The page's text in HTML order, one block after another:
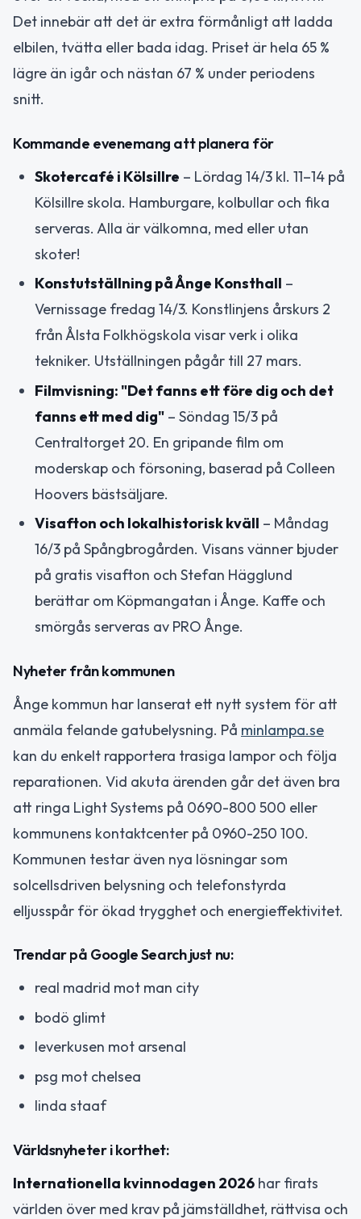
Det innebär att det är extra förmånligt att ladda
elbilen, tvätta eller bada idag. Priset är hela 65 %
lägre än igår och nästan 67 % under periodens
snitt.
Kommande evenemang att planera för
Skotercafé i Kölsillre – Lördag 14/3 kl. 11–14 på
Kölsillre skola. Hamburgare, kolbullar och fika
serveras. Alla är välkomna, med eller utan
skoter!
Konstutställning på Ånge Konsthall –
Vernissage fredag 14/3. Konstlinjens årskurs 2
från Ålsta Folkhögskola visar verk i olika
tekniker. Utställningen pågår till 27 mars.
Filmvisning: "Det fanns ett före dig och det
fanns ett med dig" – Söndag 15/3 på
Centraltorget 20. En gripande film om
moderskap och försoning, baserad på Colleen
Hoovers bästsäljare.
Visafton och lokalhistorisk kväll – Måndag
16/3 på Spångbrogården. Visans vänner bjuder
på gratis visafton och Stefan Hägglund
berättar om Köpmangatan i Ånge. Kaffe och
smörgås serveras av PRO Ånge.
Nyheter från kommunen
Ånge kommun har lanserat ett nytt system för att
anmäla felande gatubelysning. På minlampa.se
kan du enkelt rapportera trasiga lampor och följa
reparationen. Vid akuta ärenden går det även bra
att ringa Light Systems på 0690-800 500 eller
kommunens kontaktcenter på 0960-250 100.
Kommunen testar även nya lösningar som
solcellsdriven belysning och telefonstyrda
elljusspår för ökad trygghet och energieffektivitet.
Trendar på Google Search just nu:
real madrid mot man city
bodö glimt
leverkusen mot arsenal
psg mot chelsea
linda staaf
Världsnyheter i korthet:
Internationella kvinnodagen 2026 har firats
världen över med krav på jämställdhet, rättvisa och